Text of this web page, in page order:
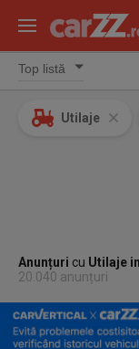
Utilaje
Anunțuri cu Utilaje
20.040 anunțuri